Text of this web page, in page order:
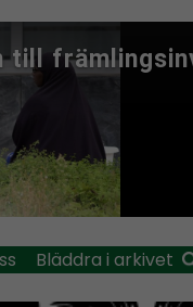
Bläddra i arkivet